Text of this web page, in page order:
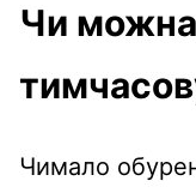
Чи
Чимало